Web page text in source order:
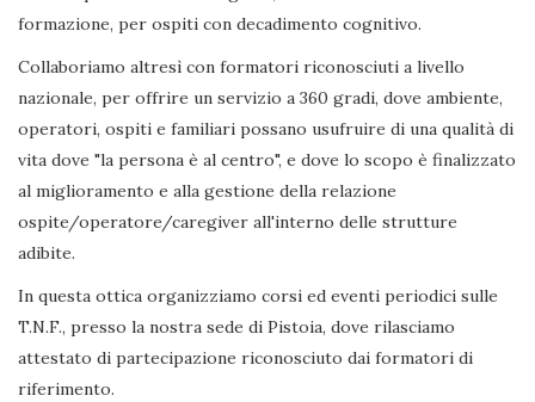
formazione, per ospiti con decadimento cognitivo.
Collaboriamo altresì con formatori riconosciuti a livello
nazionale, per offrire un servizio a 360 gradi, dove ambiente,
operatori, ospiti e familiari possano usufruire di una qualità di
vita dove "la persona è al centro", e dove lo scopo è finalizzato
al miglioramento e alla gestione della relazione
ospite/operatore/caregiver all'interno delle strutture
adibite.
In questa ottica organizziamo corsi ed eventi periodici sulle
T.N.F., presso la nostra sede di Pistoia, dove rilasciamo
attestato di partecipazione riconosciuto dai formatori di
riferimento.